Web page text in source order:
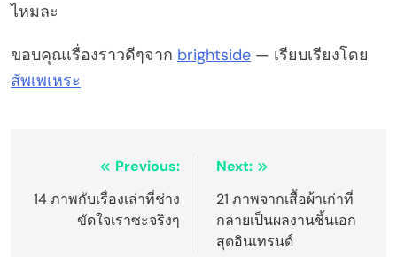
ไหมละ
ขอบคุณเรื่องราวดีๆจาก brightside — เรียบเรียงโดย
สัพเพเหระ
navigation
Previous:
14 ภาพกับเรื่องเล่าที่ช่าง
ขัดใจเราซะจริงๆ
Next:
21 ภาพจากเสื้อผ้าเก่าที่
กลายเป็นผลงานชิ้นเอก
สุดอินเทรนด์